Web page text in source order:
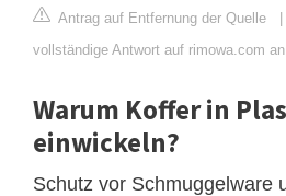
Antrag auf Entfernung der Quelle
vollständige Antwort auf rimowa.com an
Warum Koffer in
einwickeln?
Schutz vor Schmuggelware